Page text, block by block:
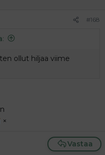
#168
:
ollut hiljaa viime
×
Vastaa